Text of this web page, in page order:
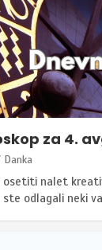
za 4.
Danka
osetiti nalet
ste odlagali neki